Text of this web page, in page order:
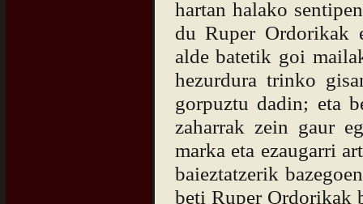
hartan halako
du Ruper Ordorikak
alde batetik goi
hezurdura trinko
gorpuztu dadin; eta
zaharrak zein gaur
marka eta ezaugarri
baieztatzerik
beti Ruper Ordorikak